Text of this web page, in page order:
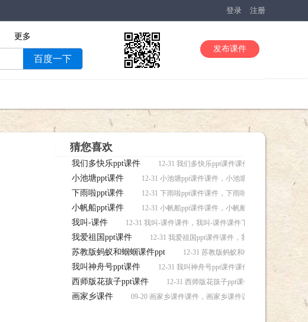
登录 注册
更多
百度一下
发布课件
猜您喜欢
我们多快乐ppt课件 12-31 我们多快乐ppt课件课件，我们多快乐ppt
小池塘ppt课件 12-31 小池塘ppt课件课件，小池塘ppt课件课件下载
下雨啦ppt课件 12-31 下雨啦ppt课件课件，下雨啦ppt课件课件下载
小帆船ppt课件 12-31 小帆船ppt课件课件，小帆船ppt课件课件下载
我叫-课件 12-31 我叫-课件课件，我叫-课件课件下载
我爱祖国ppt课件 12-31 我爱祖国ppt课件课件，我爱祖国ppt课件课
苏教版蚂蚁和蝈蝈课件ppt 12-31 苏教版蚂蚁和蝈蝈课件ppt课件，
我叫神舟号ppt课件 12-31 我叫神舟号ppt课件课件，我叫神舟号ppt
西师版花孩子ppt课件 12-31 西师版花孩子ppt课件课件，西师版花
画家乡课件 09-20 画家乡课件课件，画家乡课件课件下载